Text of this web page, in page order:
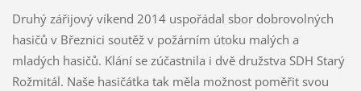
Druhý zářijový víkend 2014 uspořádal sbor dobrovolných
hasičů v Březnici soutěž v požárním útoku malých a
mladých hasičů. Klání se zúčastnila i dvě družstva SDH Starý
Rožmitál. Naše hasičátka tak měla možnost poměřit svou